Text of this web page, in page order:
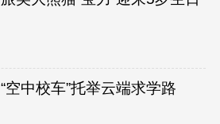
“空中校车”托举云端求学路